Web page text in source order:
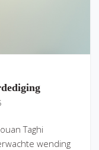
Taghi
wending